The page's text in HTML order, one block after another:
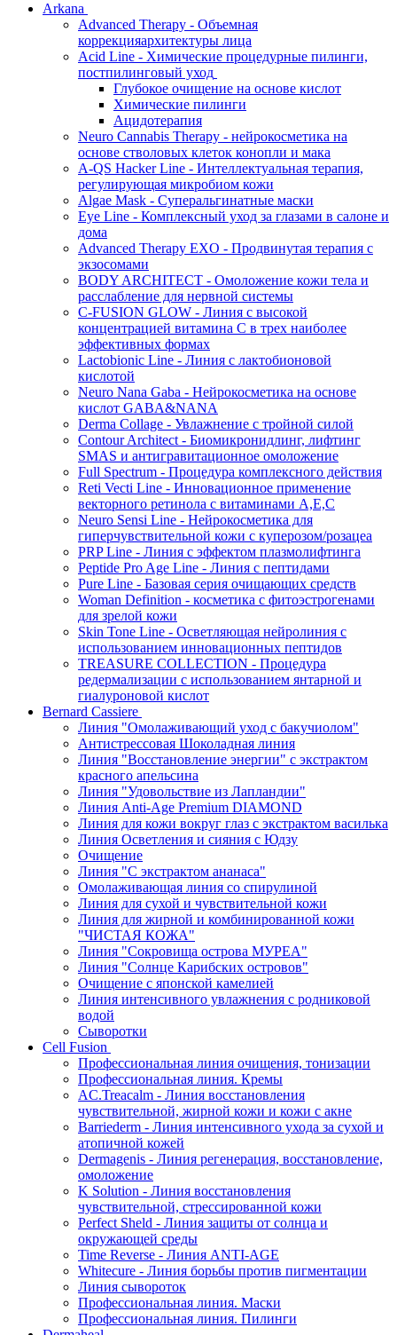
Arkana
Advanced Therapy - Объемная
коррекцияархитектуры лица
Acid Line - Химические процедурные пилинги,
постпилинговый уход
Глубокое очищение на основе кислот
Химические пилинги
Ацидотерапия
Neuro Cannabis Therapy - нейрокосметика на
основе стволовых клеток конопли и мака
A-QS Hacker Line - Интеллектуальная терапия,
регулирующая микробиом кожи
Algae Mask - Суперальгинатные маски
Eye Line - Комплексный уход за глазами в салоне и
дома
Advanced Therapy EXO - Продвинутая терапия с
экзосомами
BODY ARCHITECT - Омоложение кожи тела и
расслабление для нервной системы
C-FUSION GLOW - Линия с высокой
концентрацией витамина C в трех наиболее
эффективных формах
Lactobionic Line - Линия с лактобионовой
кислотой
Neuro Nana Gaba - Нейрокосметика на основе
кислот GABA&NANA
Derma Collage - Увлажнение с тройной силой
Contour Architect - Биомикронидлинг, лифтинг
SMAS и антигравитационное омоложение
Full Spectrum - Процедура комплексного действия
Reti Vecti Line - Инновационное применение
векторного ретинола с витаминами A,Е,С
Neuro Sensi Line - Нейрокосметика для
гиперчувствительной кожи с куперозом/розацеа
PRP Line - Линия с эффектом плазмолифтинга
Peptide Pro Age Line - Линия с пептидами
Pure Line - Базовая серия очищающих средств
Woman Definition - косметика с фитоэстрогенами
для зрелой кожи
Skin Tone Line - Осветляющая нейролиния с
использованием инновационных пептидов
TREASURE COLLECTION - Процедура
редермализации с использованием янтарной и
гиалуроновой кислот
Bernard Cassiere
Линия "Омолаживающий уход с бакучиолом"
Антистрессовая Шоколадная линия
Линия "Восстановление энергии" с экстрактом
красного апельсина
Линия "Удовольствие из Лапландии"
Линия Anti-Age Premium DIAMOND
Линия для кожи вокруг глаз с экстрактом василька
Линия Осветления и сияния с Юдзу
Очищение
Линия "С экстрактом ананаса"
Омолаживающая линия со спирулиной
Линия для сухой и чувствительной кожи
Линия для жирной и комбинированной кожи
"ЧИСТАЯ КОЖА"
Линия "Сокровища острова МУРЕА"
Линия "Солнце Карибских островов"
Очищение с японской камелией
Линия интенсивного увлажнения с родниковой
водой
Сыворотки
Cell Fusion
Профессиональная линия очищения, тонизации
Профессиональная линия. Кремы
AC.Treacalm - Линия восстановления
чувствительной, жирной кожи и кожи с акне
Barriederm - Линия интенсивного ухода за сухой и
атопичной кожей
Dermagenis - Линия регенерация, восстановление,
омоложение
K Solution - Линия восстановления
чувствительной, стрессированной кожи
Perfect Sheld - Линия защиты от солнца и
окружающей среды
Time Reverse - Линия ANTI-AGE
Whitecure - Линия борьбы против пигментации
Линия сывороток
Профессиональная линия. Маски
Профессиональная линия. Пилинги